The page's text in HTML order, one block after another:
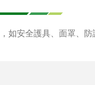
如安全護具、面罩、